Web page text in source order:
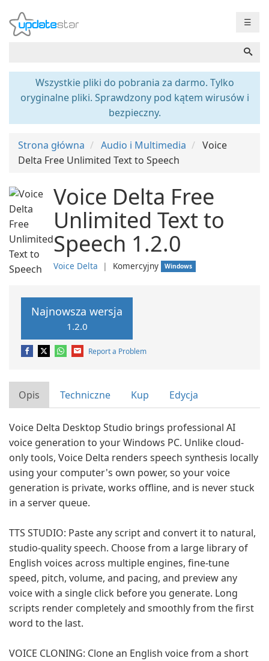
☰
Wszystkie pliki do pobrania za darmo. Tylko
oryginalne pliki. Sprawdzony pod kątem wirusów i
bezpieczny.
Strona główna Audio i Multimedia
Voice
Delta Free Unlimited Text to Speech
Voice Delta Free
Unlimited Text to
Speech 1.2.0
Voice Delta ❘ Komercyjny Windows
Najnowsza wersja
1.2.0
Report a Problem
Opis Techniczne Kup Edycja
Voice Delta Desktop Studio brings professional AI
voice generation to your Windows PC. Unlike cloud-
only tools, Voice Delta renders speech synthesis locally
using your computer's own power, so your voice
generation is private, works offline, and is never stuck
in a server queue.
TTS STUDIO: Paste any script and convert it to natural,
studio-quality speech. Choose from a large library of
English voices across multiple engines, fine-tune
speed, pitch, volume, and pacing, and preview any
voice with a single click before you generate. Long
scripts render completely and smoothly from the first
word to the last.
VOICE CLONING: Clone an English voice from a short